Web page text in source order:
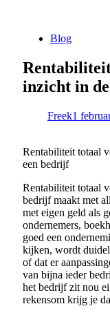
Blog
inzicht in
Freek1
Rentabiliteit totaal
een bedrijf
Rentabiliteit totaal
bedrijf maakt met
met eigen geld als
ondernemers,
goed een
kijken, wordt
of dat er
van bijna ieder
het bedrijf zit nou
rekensom krijg je